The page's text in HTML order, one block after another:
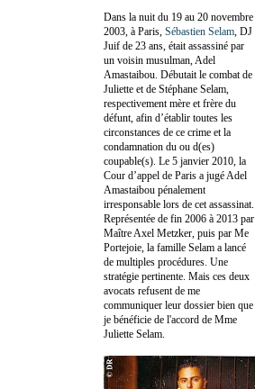
Dans la nuit du 19 au 20 novembre
2003, à Paris, Sébastien Selam , DJ
Juif de 23 ans, était assassiné par
un voisin musulman, Adel
Amastaibou. Débutait le combat de
Juliette et de Stéphane Selam,
respectivement mère et frère du
défunt, afin d’établir toutes les
circonstances de ce crime et la
condamnation du ou d(es)
coupable(s). Le 5 janvier 2010, la
Cour d’appel de Paris a jugé Adel
Amastaibou pénalement
irresponsable lors de cet assassinat.
Représentée de fin 2006 à 2013 par
Maître Axel Metzker, puis par Me
Portejoie, la famille Selam a lancé
de multiples procédures. Une
stratégie pertinente. Mais ces deux
avocats refusent de me
communiquer leur dossier bien que
je bénéficie de l'accord de Mme
Juliette Selam.